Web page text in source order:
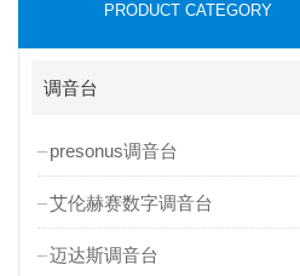
PRODUCT CATEGORY
调音台
presonus调音台
艾伦赫赛数字调音台
迈达斯调音台